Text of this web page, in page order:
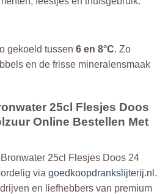
gekoeld tussen 6 en 8°C. Zo
en de frisse mineralensmaak
25cl Flesjes Doos
Online Bestellen Met
25cl Flesjes Doos 24
via goedkoopdrankslijterij.nl .
en liefhebbers van premium